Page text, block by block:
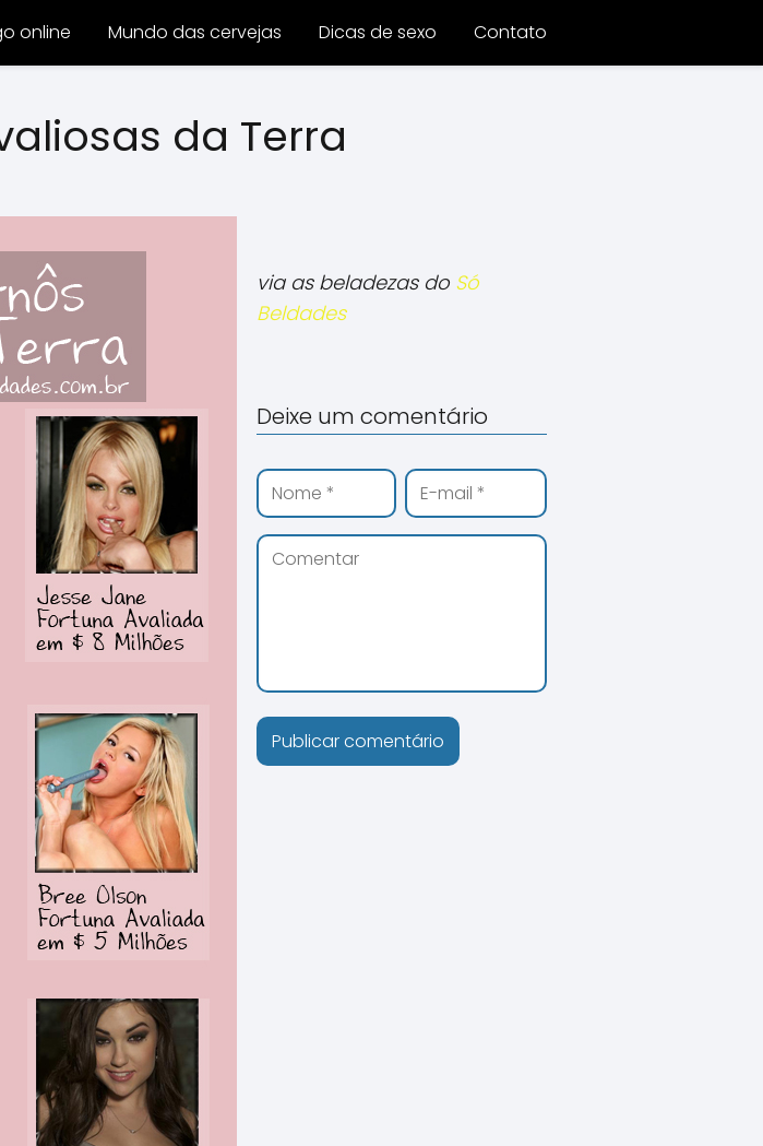
online Mundo das cervejas Dicas de sexo Contato
da Terra
via as beladezas do Só
Beldades
Deixe um comentário